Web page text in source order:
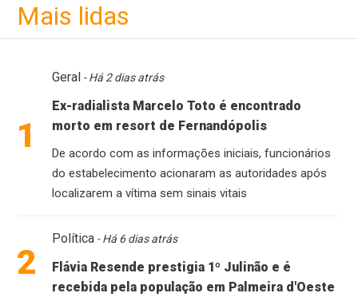
Mais lidas
1
Geral - Há 2 dias atrás
Ex-radialista Marcelo Toto é encontrado
morto em resort de Fernandópolis
De acordo com as informações iniciais, funcionários
do estabelecimento acionaram as autoridades após
localizarem a vítima sem sinais vitais
2
Política- Há 6 dias atrás
Flávia Resende prestigia 1º Julinão e é
recebida pela população em Palmeira d'Oeste